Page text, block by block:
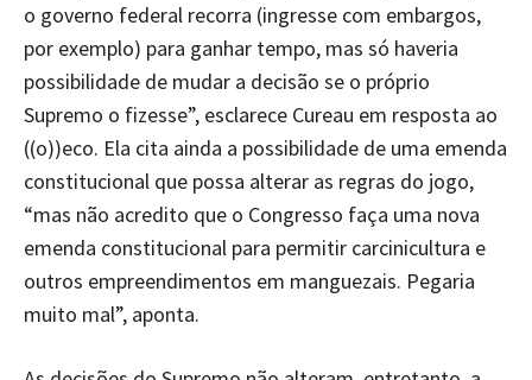
o governo federal recorra (ingresse com embargos,
por exemplo) para ganhar tempo, mas só haveria
possibilidade de mudar a decisão se o próprio
Supremo o fizesse”, esclarece Cureau em resposta ao
((o))eco. Ela cita ainda a possibilidade de uma emenda
constitucional que possa alterar as regras do jogo,
“mas não acredito que o Congresso faça uma nova
emenda constitucional para permitir carcinicultura e
outros empreendimentos em manguezais. Pegaria
muito mal”, aponta.